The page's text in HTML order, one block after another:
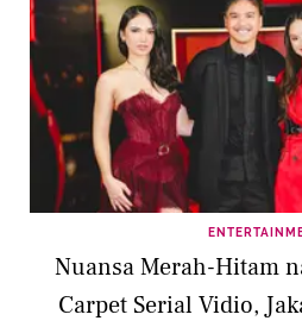
Nuansa Merah-Hitam
Carpet Serial Vidio,